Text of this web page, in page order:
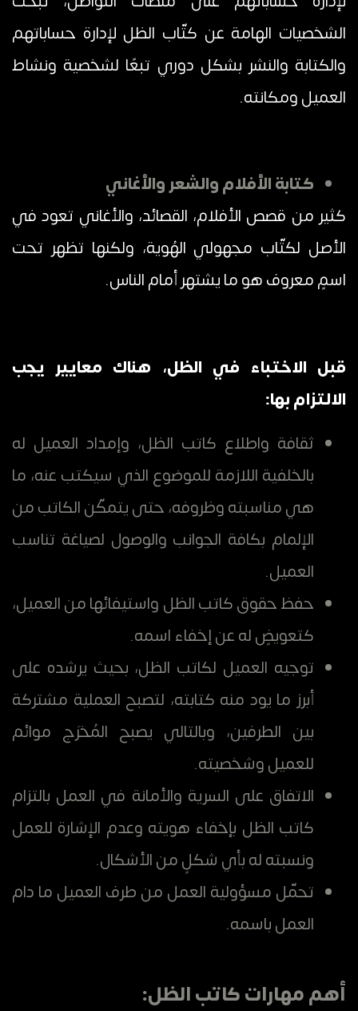
الشخصيات الهامة عن كتّاب الظل لإدارة حساباتهم
والكتابة والنشر بشكل دوري تبعًا لشخصية ونشاط
العميل ومكانته.
كتابة الأفلام والشعر والأغاني
كثير من قصص الأفلام، القصائد، والأغاني تعود في
الأصل لكتّاب مجهولي الهُوية، ولكنها تظهر تحت
اسمٍ معروف هو ما يشتهر أمام الناس.
قبل الاختباء في الظل، هناك معايير يجب
الالتزام بها:
ثقافة واطلاع كاتب الظل، وإمداد العميل له
بالخلفية اللازمة للموضوع الذي سيكتب عنه، ما
هي مناسبته وظروفه، حتى يتمكّن الكاتب من
الإلمام بكافة الجوانب والوصول لصياغة تناسب
العميل.
حفظ حقوق كاتب الظل واستيفائها من العميل،
كتعويضٍ له عن إخفاء اسمه.
توجيه العميل لكاتب الظل، بحيث يرشده على
أبرز ما يود منه كتابته، لتصبح العملية مشتركة
بين الطرفين، وبالتالي يصبح المُخرَج موائم
للعميل وشخصيته.
الاتفاق على السرية والأمانة في العمل بالتزام
كاتب الظل بإخفاء هويته وعدم الإشارة للعمل
ونسبته له بأي شكلٍ من الأشكال.
تحمّل مسؤولية العمل من طرف العميل ما دام
العمل باسمه.
أهم مهارات كاتب الظل: